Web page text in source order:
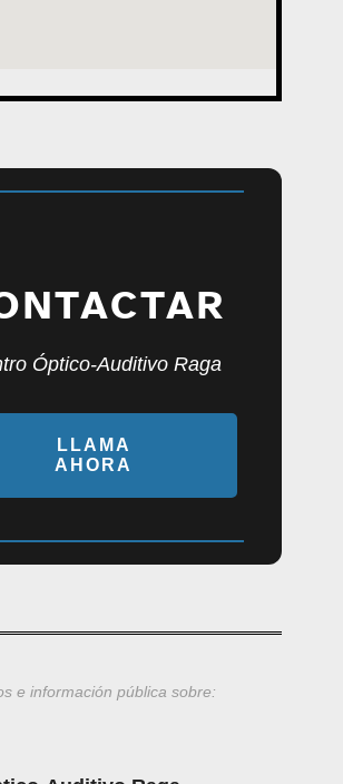
Óptico-Auditivo Raga
LLAMA
AHORA
e información pública sobre: